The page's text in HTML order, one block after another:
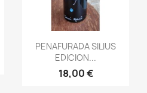
Vista rápida
PENAFURADA SILIUS
EDICION...
18,00 €